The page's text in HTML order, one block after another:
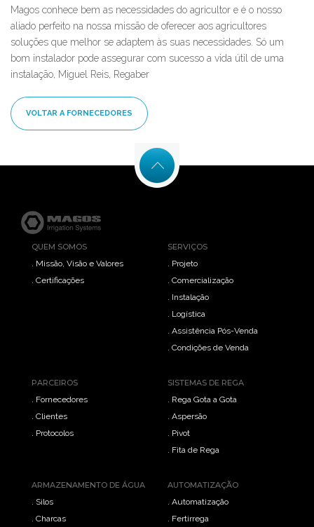
Magos conhece bem as necessidades do agricultor e é o nosso
aliado perfeito na nossa missão de oferecer aos agricultores
soluções que melhor se adaptem às suas necessidades. Só um
bom instalador pode assegurar com sucesso a vida útil de uma
instalação, Miguel Reis, Regaber
VOLTAR A FORNECEDORES
QUEM SOMOS
. Missão, Visão e Valores
. Certificações
SERVIÇOS
. Projeto
. Comercialização
. Instalação
. Logística
. Assistência Pós-Venda
. Condições de Venda
PARCEIROS
. Fornecedores
. Clientes
. Protocolos
SISTEMAS DE REGA
. Rega Gota a Gota
. Aspersão
. Pivot
. Fita de Rega
ARMAZENAMENTO DE ÁGUA
. Silos
. Charcas
AUTOMATIZAÇÃO
. Automatização
. Fertirrega